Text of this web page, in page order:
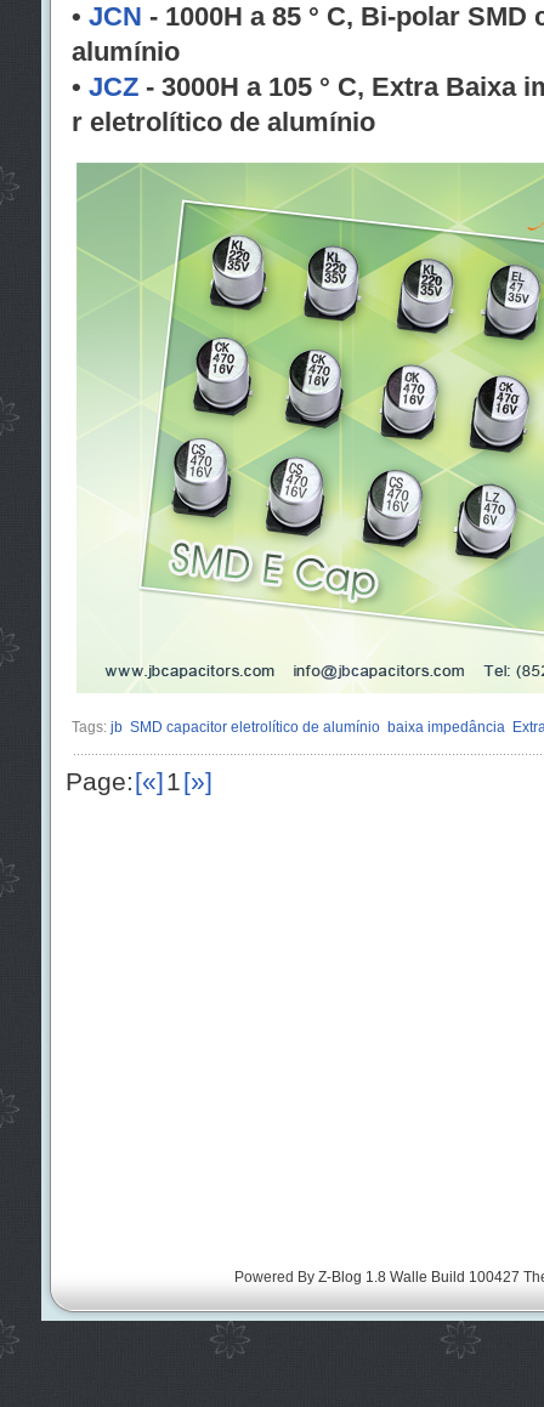
• JCN - 1000H a 85 ° C, Bi-polar
alumínio
• JCZ- 3000H a 105 ° C, Extra Baixa
r eletrolítico de alumínio
Tags: jb SMD capacitor eletrolítico de alumínio baixa impedância
Page:[«]1[»]
Powered By Z-Blog 1.8 Walle Build 100427